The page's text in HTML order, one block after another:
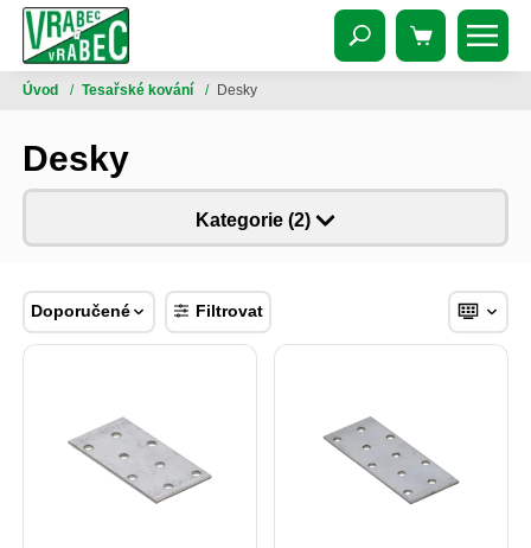
Úvod / Tesařské kování / Desky
Desky
Kategorie (2)
Doporučené Filtrovat